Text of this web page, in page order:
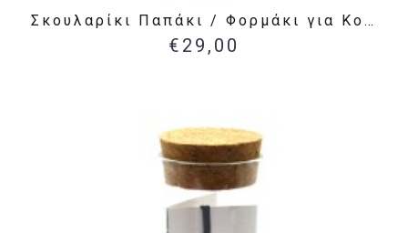
Σκουλαρίκι Παπάκι / Φορμάκι για Κορίτσι
€29,00